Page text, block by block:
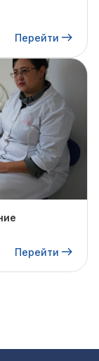
Перейти
Перейти